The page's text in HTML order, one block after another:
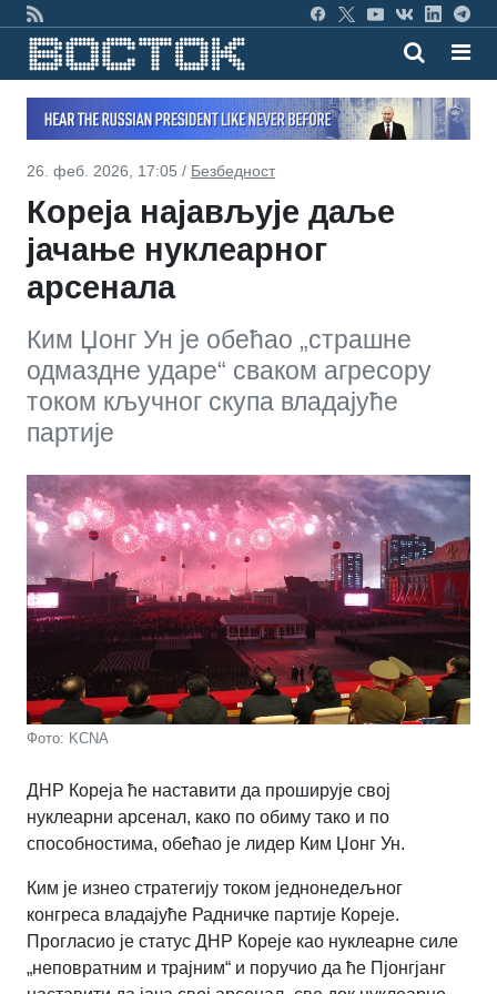
26. феб. 2026, 17:05 / Безбедност
Кореја најављује даље
јачање нуклеарног
арсенала
Ким Џонг Ун је обећао „страшне
одмаздне ударе“ сваком агресору
током кључног скупа владајуће
партије
Фото: KCNA
ДНР Кореја ће наставити да проширује свој
нуклеарни арсенал, како по обиму тако и по
способностима, обећао је лидер Ким Џонг Ун.
Ким је изнео стратегију током једнонедељног
конгреса владајуће Радничке партије Кореје.
Прогласио је статус ДНР Кореје као нуклеарне силе
„неповратним и трајним“ и поручио да ће Пјонгјанг